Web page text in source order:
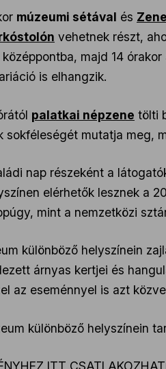
múzeumi sétával és
vehetnek részt,
majd 14 órakor
is elhangzik.
palatkai népzene tölti
sokféleségét mutatja meg,
nap részeként a
elérhetők lesznek a
mint a nemzetközi
különböző helyszínein
árnyas kertjei és
az eseménnyel is azt
különböző helyszínein
ITT